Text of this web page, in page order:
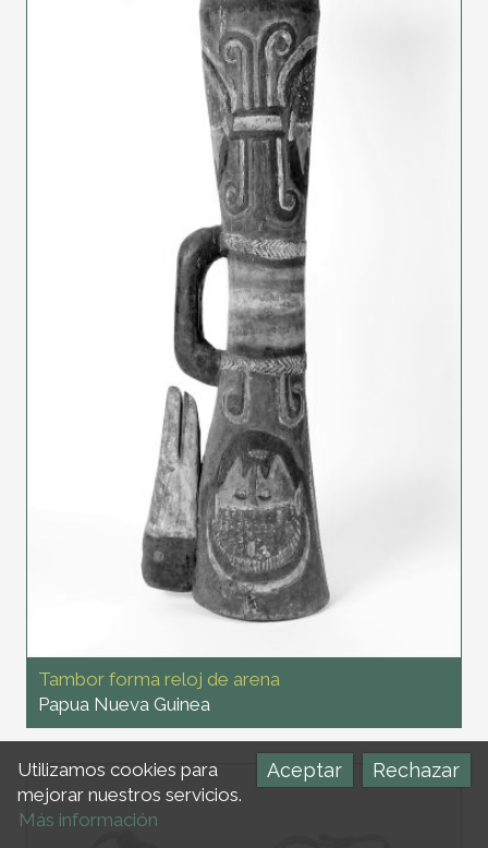
Tambor forma reloj de arena
Papua Nueva Guinea
Aceptar Rechazar
Utilizamos cookies para
mejorar nuestros servicios.
Más información